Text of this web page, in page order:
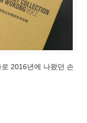
2016년에 나왔던 손